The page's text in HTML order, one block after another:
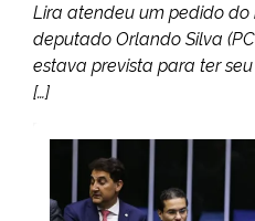
Lira atendeu um pedido do
deputado Orlando Silva
estava prevista para ter
[…]